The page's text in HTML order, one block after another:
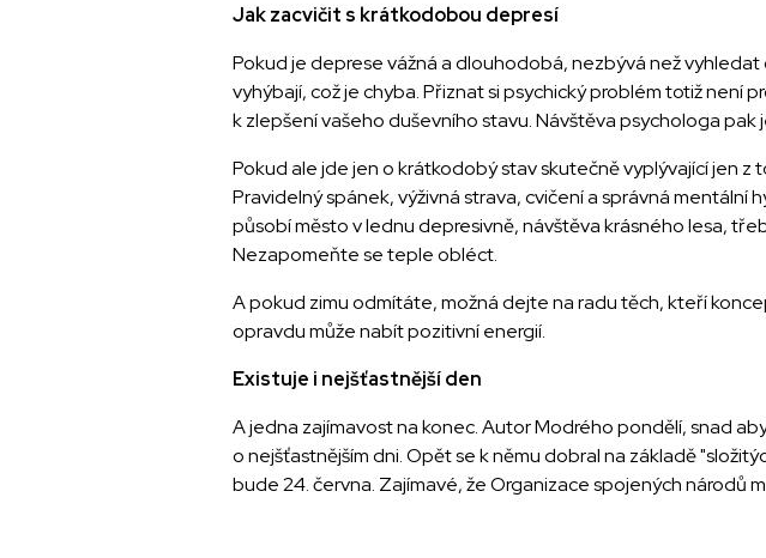
Jak zacvičit s krátkodobou depresí
Pokud je deprese vážná a dlouhodobá, nezbývá než
vyhýbají, což je chyba. Přiznat si psychický problém totiž není
k zlepšení vašeho duševního stavu. Návštěva psychologa
Pokud ale jde jen o krátkodobý stav skutečně vyplývající jen z
Pravidelný spánek, výživná strava, cvičení a správná
působí město v lednu depresivně, návštěva krásného lesa,
Nezapomeňte se teple obléct.
A pokud zimu odmítáte, možná dejte na radu těch, kteří
opravdu může nabít pozitivní energií.
Existuje i nejšťastnější den
A jedna zajímavost na konec. Autor Modrého pondělí, snad
o nejšťastnějším dni. Opět se k němu dobral na základě
bude 24. června. Zajímavé, že Organizace spojených národů